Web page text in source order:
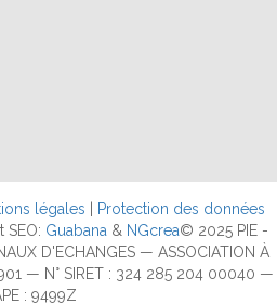
légales
Protection des données
SEO: Guabana & NGcrea© 2025 PIE -
D'ECHANGES — ASSOCIATION À
— N° SIRET : 324 285 204 00040 —
: 9499Z